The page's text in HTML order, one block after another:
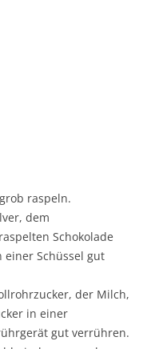
raspeln.
dem
Schokolade
einer Schüssel gut
der Milch,
in einer
gut verrühren.